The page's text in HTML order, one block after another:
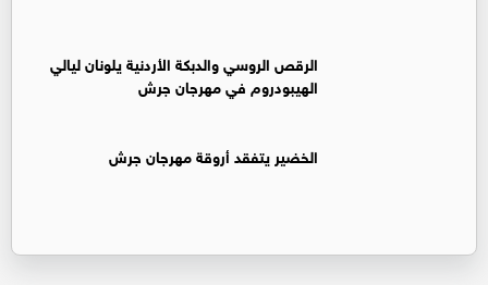
الرقص الروسي والدبكة الأردنية يلونان ليالي
الهيبودروم في مهرجان جرش
الخضير يتفقد أروقة مهرجان جرش